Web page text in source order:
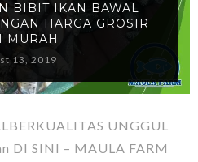
BIBIT IKAN BAWAL
HARGA GROSIR
MURAH
13, 2019
UNGGUL
DI SINI – MAULA FARM